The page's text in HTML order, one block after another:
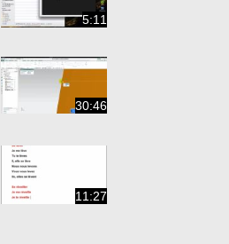
5:11
30:46
11:27